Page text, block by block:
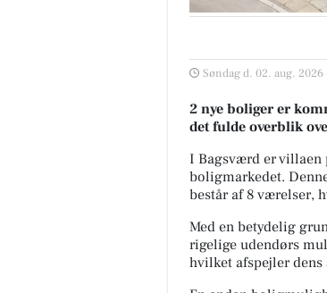
Søndag d. 02. aug. 2026
2 nye boliger er
det fulde overblik
I Bagsværd er villaen
boligmarkedet.
består af 8 værelser,
Med en betydelig
rigelige udendørs
hvilket afspejler